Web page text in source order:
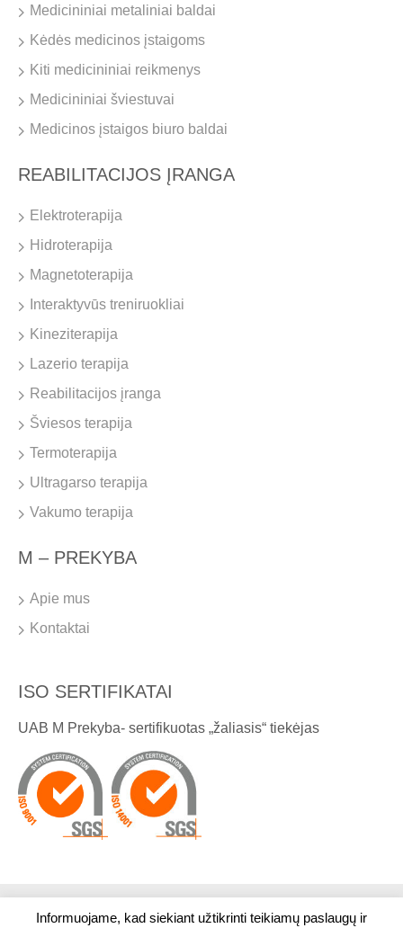
Medicininiai metaliniai baldai
Kėdės medicinos įstaigoms
Kiti medicininiai reikmenys
Medicininiai šviestuvai
Medicinos įstaigos biuro baldai
REABILITACIJOS ĮRANGA
Elektroterapija
Hidroterapija
Magnetoterapija
Interaktyvūs treniruokliai
Kineziterapija
Lazerio terapija
Reabilitacijos įranga
Šviesos terapija
Termoterapija
Ultragarso terapija
Vakumo terapija
M – PREKYBA
Apie mus
Kontaktai
ISO SERTIFIKATAI
UAB M Prekyba- sertifikuotas „žaliasis“ tiekėjas
© 2026. Visos teisės saugomos. UAB M Prekyba
Informuojame, kad siekiant užtikrinti teikiamų paslaugų ir